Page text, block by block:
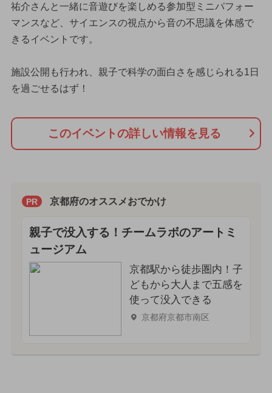
祐介さんと一緒に音遊びを楽しめる参加型ミニパフォー
マンスなど、サイエンスの視点から音の不思議を体感で
きるイベントです。
施設公開も行われ、親子で科学の面白さを感じられる1日
を過ごせるはず！
このイベントの詳しい情報を見る
PR 京都府のオススメおでかけ
親子で没入する！チームラボのアートミ
ュージアム
京都駅から徒歩圏内！子
どもから大人まで五感を
使って没入できる
京都府京都市南区